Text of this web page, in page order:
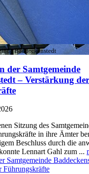
Baddeckenstedt
der Samtgemeinde
– Verstärkung der
Sitzung des
in ihre Ämter
Beschluss durch die
Lennart Gahl zum ...
Samtgemeinde
Führungskräfte